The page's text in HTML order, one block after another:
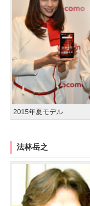
2015年夏モデル
法林岳之